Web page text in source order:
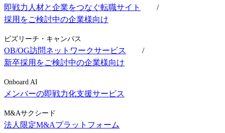
即戦力人材と企業をつなぐ転職サイト
/
採用をご検討中の企業様向け
ビズリーチ・キャンパス
OB/OG訪問ネットワークサービス
/
新卒採用をご検討中の企業様向け
Onboard AI
メンバーの即戦力化支援サービス
M&Aサクシード
法人限定M&Aプラットフォーム